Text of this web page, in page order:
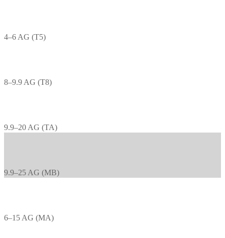
4–6 AG (T5)
8–9.9 AG (T8)
9.9–20 AG (TA)
9.9–25 AG (MB)
6–15 AG (MA)